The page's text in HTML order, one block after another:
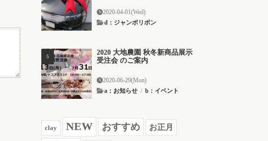
2020-04-01(Wed)
d：ジャンボリボン
2020 大地農園 秋冬新商品展示
受注会 のご案内
2020-06-29(Mon)
a：お知らせ / b：イベント
clay NEW おすすめ お正月